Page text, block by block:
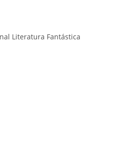
Literatura Fantástica